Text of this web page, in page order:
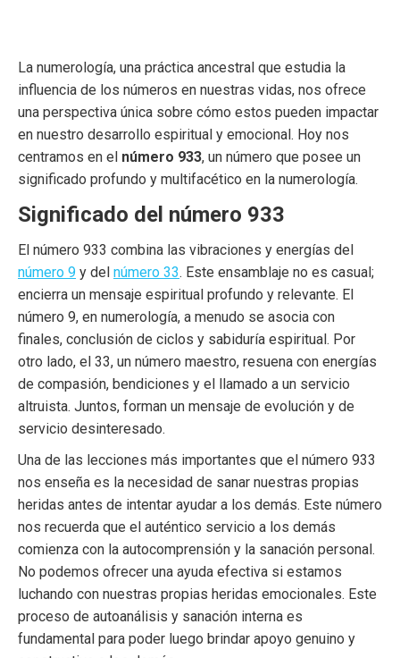
La numerología, una práctica ancestral que estudia la
influencia de los números en nuestras vidas, nos ofrece
una perspectiva única sobre cómo estos pueden impactar
en nuestro desarrollo espiritual y emocional. Hoy nos
centramos en el número 933, un número que posee un
significado profundo y multifacético en la numerología.
Significado del número 933
El número 933 combina las vibraciones y energías del
número 9 y del número 33. Este ensamblaje no es casual;
encierra un mensaje espiritual profundo y relevante. El
número 9, en numerología, a menudo se asocia con
finales, conclusión de ciclos y sabiduría espiritual. Por
otro lado, el 33, un número maestro, resuena con energías
de compasión, bendiciones y el llamado a un servicio
altruista. Juntos, forman un mensaje de evolución y de
servicio desinteresado.
Una de las lecciones más importantes que el número 933
nos enseña es la necesidad de sanar nuestras propias
heridas antes de intentar ayudar a los demás. Este número
nos recuerda que el auténtico servicio a los demás
comienza con la autocomprensión y la sanación personal.
No podemos ofrecer una ayuda efectiva si estamos
luchando con nuestras propias heridas emocionales. Este
proceso de autoanálisis y sanación interna es
fundamental para poder luego brindar apoyo genuino y